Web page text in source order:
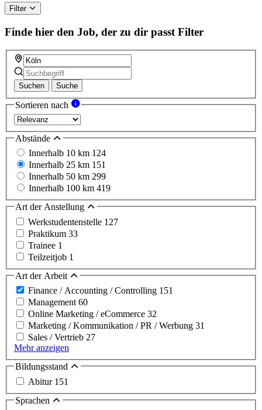
this
field
Filter
Finde hier den Job, der zu dir passt Filter
Suchen Suche
Sortieren nach
Abstände
Innerhalb 10 km 124
Innerhalb 25 km 151
Innerhalb 50 km 299
Innerhalb 100 km 419
Art der Anstellung
Werkstudentenstelle 127
Praktikum 33
Trainee 1
Teilzeitjob 1
Art der Arbeit
Finance / Accounting / Controlling 151
Management60
Online Marketing / eCommerce 32
Marketing / Kommunikation / PR / Werbung 31
Sales / Vertrieb 27
Mehr anzeigen
Bildungsstand
Abitur 151
Sprachen